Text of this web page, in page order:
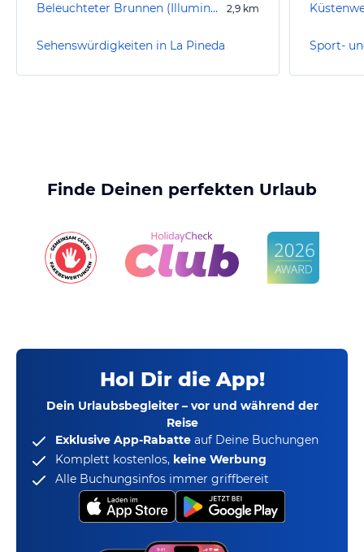
Beleuchteter Brunnen (Illuminated Fountain) 2,9 km
Sehenswürdigkeiten in La Pineda
Finde Deinen perfekten Urlaub
Hol Dir die App!
Dein Urlaubsbegleiter – vor und während der
Reise
Exklusive App-Rabatte auf Deine Buchungen
Komplett kostenlos, keine Werbung
Alle Buchungsinfos immer griffbereit